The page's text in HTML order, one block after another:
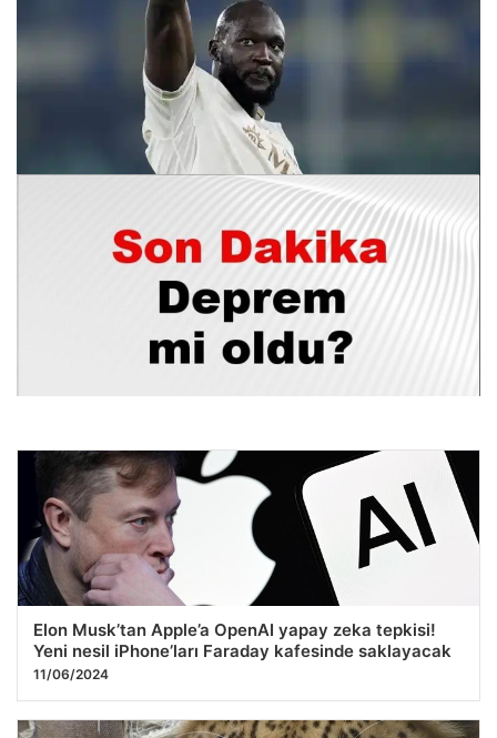
Romelu Lukaku’nun Menajerinden Şok Ayrılık Açıklaması:
‘Böyle Bir Durumu Kabul Etmemiz Zor’
25 Temmuz 2026: Türkiye’de Son Depremler ve Güncel
Durum
25.07.2026 11:49
Elon Musk’tan Apple’a OpenAI yapay zeka tepkisi!
Yeni nesil iPhone’ları Faraday kafesinde saklayacak
11/06/2024